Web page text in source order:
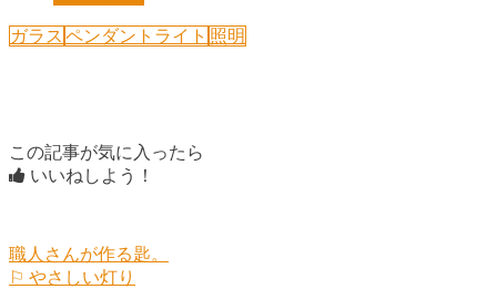
ガラス ペンダントライト 照明
この記事が気に入ったら
いいねしよう！
職人さんが作る匙。
⚐ やさしい灯り